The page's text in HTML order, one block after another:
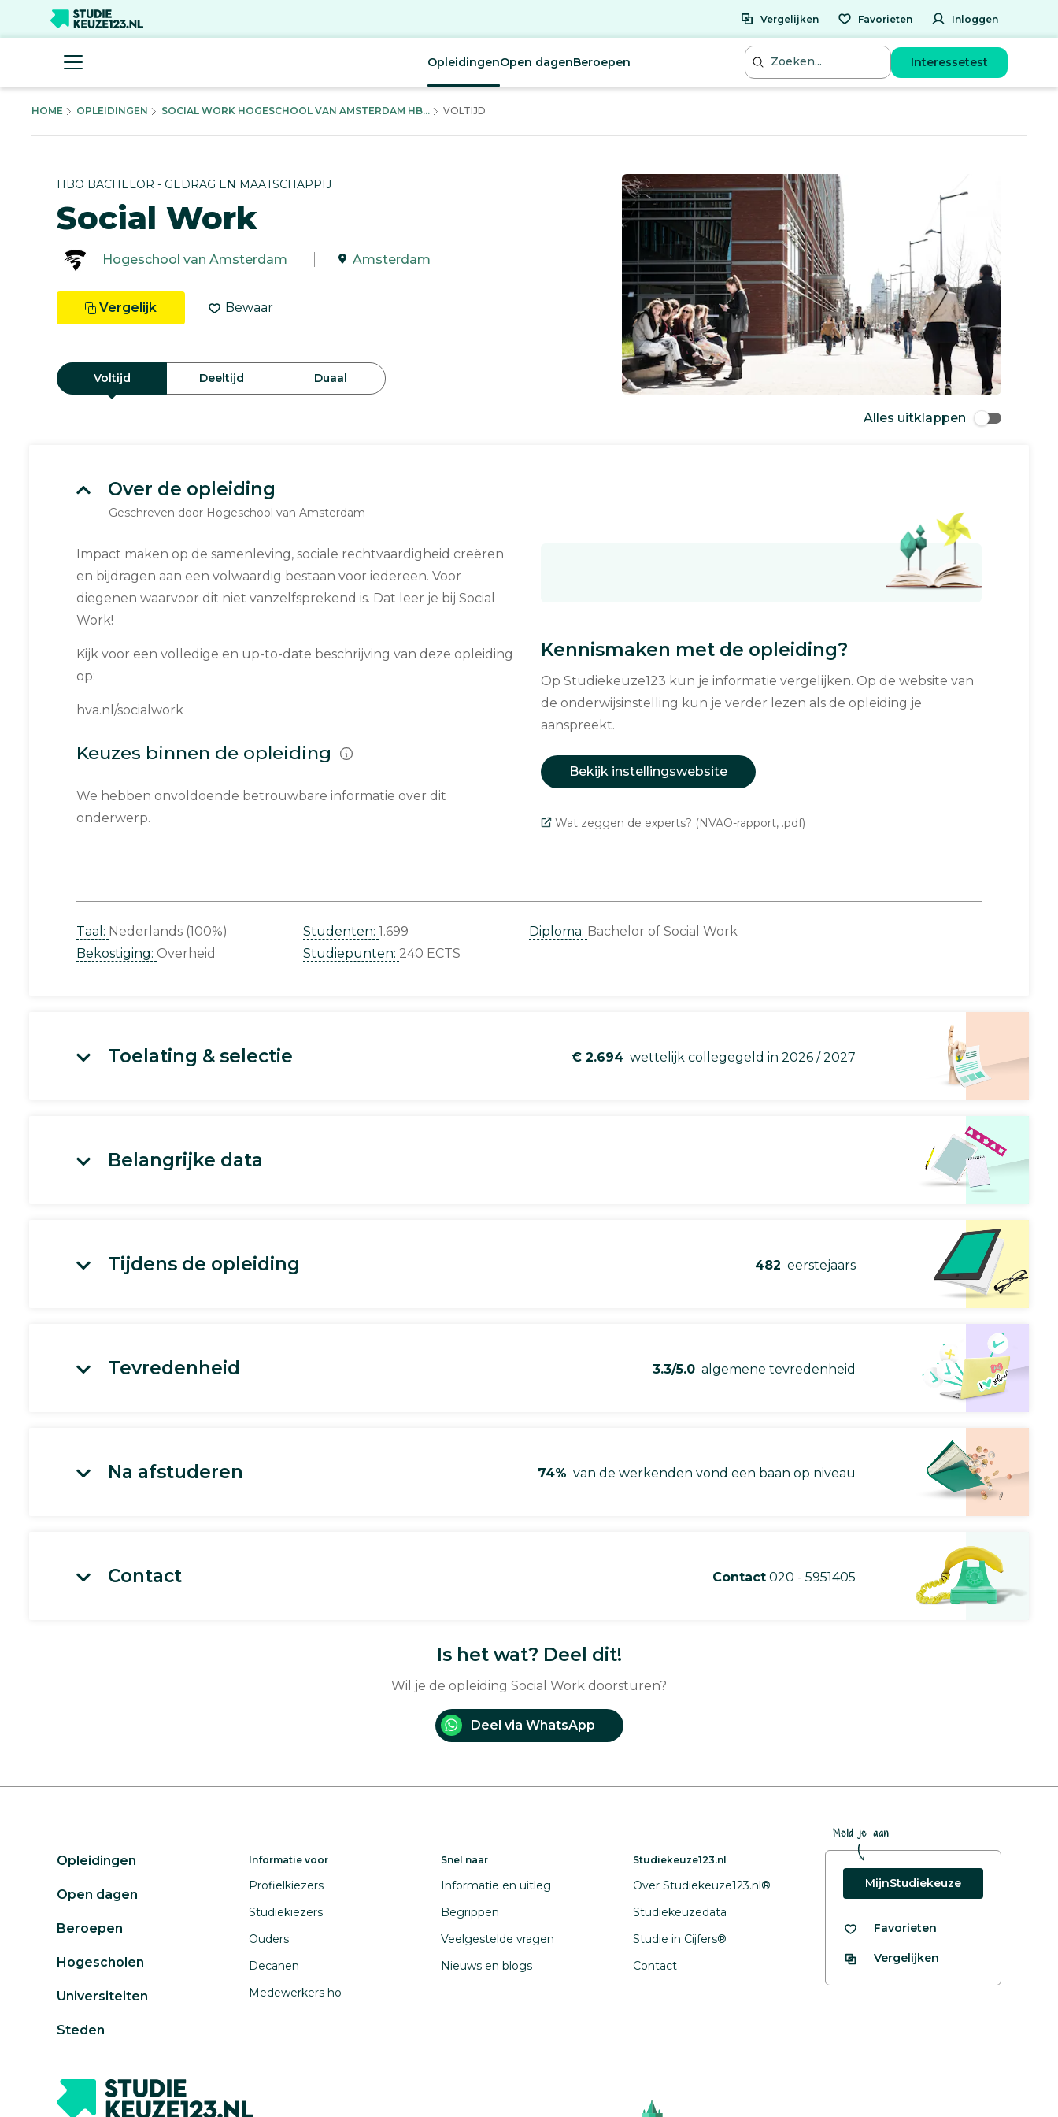
Vergelijken Favorieten Inloggen
OpleidingenOpen dagenBeroepen Interessetest
HOME OPLEIDINGEN SOCIAL WORK HOGESCHOOL VAN AMSTERDAM HB... VOLTIJD
HBO BACHELOR - GEDRAG EN MAATSCHAPPIJ
Social Work
Hogeschool van Amsterdam Amsterdam
Vergelijk Bewaar
Voltijd Deeltijd Duaal
Alles uitklappen
Over de opleiding
Geschreven door Hogeschool van Amsterdam
Impact maken op de samenleving, sociale rechtvaardigheid creëren
en bijdragen aan een volwaardig bestaan voor iedereen. Voor
diegenen waarvoor dit niet vanzelfsprekend is. Dat leer je bij Social
Work!
Kijk voor een volledige en up-to-date beschrijving van deze opleiding
op:
hva.nl/socialwork
Keuzes binnen de opleiding
We hebben onvoldoende betrouwbare informatie over dit
onderwerp.
Kennismaken met de opleiding?
Op Studiekeuze123 kun je informatie vergelijken. Op de website van
de onderwijsinstelling kun je verder lezen als de opleiding je
aanspreekt.
Bekijk instellingswebsite
Wat zeggen de experts? (NVAO-rapport, .pdf)
Taal: Nederlands (100%)
Bekostiging: Overheid
Studenten: 1.699
Studiepunten: 240 ECTS
Diploma: Bachelor of Social Work
Toelating & selectie € 2.694 wettelijk collegegeld in 2026 / 2027
Belangrijke data
Tijdens de opleiding 482 eerstejaars
Tevredenheid 3.3/5.0 algemene tevredenheid
Na afstuderen 74% van de werkenden vond een baan op niveau
Contact Contact 020 - 5951405
Is het wat? Deel dit!
Wil je de opleiding Social Work doorsturen?
Deel via WhatsApp
Opleidingen
Open dagen
Beroepen
Hogescholen
Universiteiten
Steden
Informatie voor
Profielkiezers
Studiekiezers
Ouders
Decanen
Medewerkers ho
Snel naar
Informatie en uitleg
Begrippen
Veelgestelde vragen
Nieuws en blogs
Studiekeuze123.nl
Over Studiekeuze123.nl®
Studiekeuzedata
Studie in Cijfers®
Contact
Meld je aan
MijnStudiekeuze
Favorieten
Vergelijken